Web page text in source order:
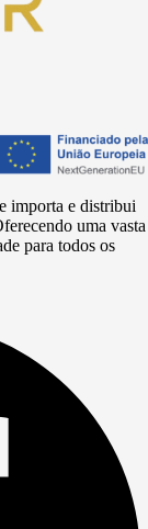
importa e distribui
uma vasta
para todos os